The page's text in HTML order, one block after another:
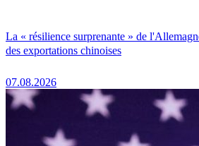
La « résilience surprenante » de
des exportations chinoises
07.08.2026